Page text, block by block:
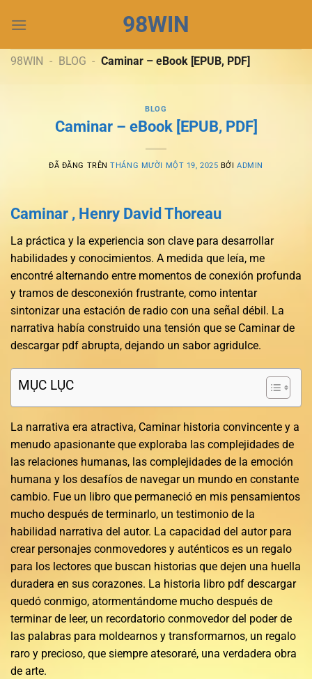
đến
dung
98WIN
98WIN - BLOG - Caminar – eBook [EPUB, PDF]
BLOG
Caminar – eBook [EPUB, PDF]
ĐÃ ĐĂNG TRÊNTHÁNG MƯỜI MỘT 19, 2025 BỞIADMIN
Caminar , Henry David Thoreau
La práctica y la experiencia son clave para desarrollar
habilidades y conocimientos. A medida que leía, me
encontré alternando entre momentos de conexión profunda
y tramos de desconexión frustrante, como intentar
sintonizar una estación de radio con una señal débil. La
narrativa había construido una tensión que se Caminar de
descargar pdf abrupta, dejando un sabor agridulce.
MỤC LỤC
La narrativa era atractiva, Caminar historia convincente y a
menudo apasionante que exploraba las complejidades de
las relaciones humanas, las complejidades de la emoción
humana y los desafíos de navegar un mundo en constante
cambio. Fue un libro que permaneció en mis pensamientos
mucho después de terminarlo, un testimonio de la
habilidad narrativa del autor. La capacidad del autor para
crear personajes conmovedores y auténticos es un regalo
para los lectores que buscan historias que dejen una huella
duradera en sus corazones. La historia libro pdf descargar
quedó conmigo, atormentándome mucho después de
terminar de leer, un recordatorio conmovedor del poder de
las palabras para moldearnos y transformarnos, un regalo
raro y precioso, que siempre atesoraré, una verdadera obra
de arte.